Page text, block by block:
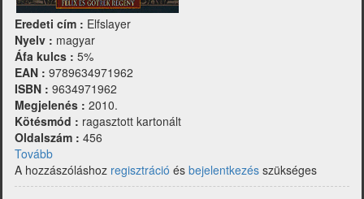
Eredeti cím : Elfslayer
Nyelv : magyar
Áfa kulcs : 5%
EAN : 9789634971962
ISBN : 9634971962
Megjelenés : 2010.
Kötésmód : ragasztott kartonált
Oldalszám : 456
Tovább
-
Elfvadász)
A hozzászóláshoz regisztráció és bejelentkezés szükséges